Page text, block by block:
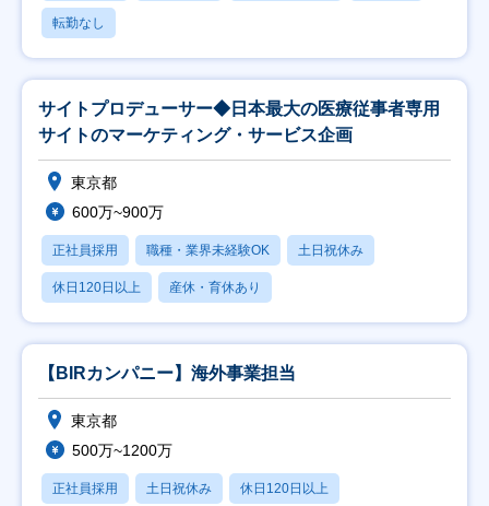
転勤なし
サイトプロデューサー◆日本最大の医療従事者専用
サイトのマーケティング・サービス企画
東京都
600万~900万
正社員採用 職種・業界未経験OK 土日祝休み
休日120日以上 産休・育休あり
【BIRカンパニー】海外事業担当
東京都
500万~1200万
正社員採用 土日祝休み 休日120日以上